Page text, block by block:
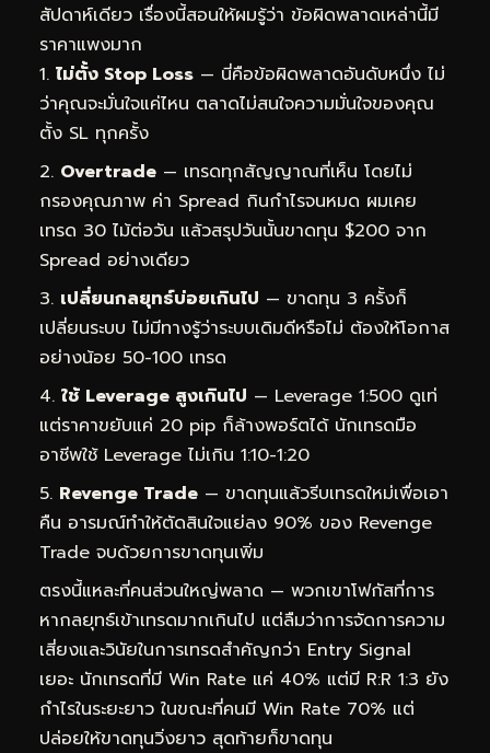
สัปดาห์เดียว เรื่องนี้สอนให้ผมรู้ว่า ข้อผิดพลาดเหล่านี้มี
ราคาแพงมาก
ไม่ตั้ง Stop Loss — นี่คือข้อผิดพลาดอันดับหนึ่ง ไม่
ว่าคุณจะมั่นใจแค่ไหน ตลาดไม่สนใจความมั่นใจของคุณ
ตั้ง SL ทุกครั้ง
Overtrade — เทรดทุกสัญญาณที่เห็น โดยไม่
กรองคุณภาพ ค่า Spread กินกำไรจนหมด ผมเคย
เทรด 30 ไม้ต่อวัน แล้วสรุปวันนั้นขาดทุน $200 จาก
Spread อย่างเดียว
เปลี่ยนกลยุทธ์บ่อยเกินไป — ขาดทุน 3 ครั้งก็
เปลี่ยนระบบ ไม่มีทางรู้ว่าระบบเดิมดีหรือไม่ ต้องให้โอกาส
อย่างน้อย 50-100 เทรด
ใช้ Leverage สูงเกินไป — Leverage 1:500 ดูเท่
แต่ราคาขยับแค่ 20 pip ก็ล้างพอร์ตได้ นักเทรดมือ
อาชีพใช้ Leverage ไม่เกิน 1:10-1:20
Revenge Trade — ขาดทุนแล้วรีบเทรดใหม่เพื่อเอา
คืน อารมณ์ทำให้ตัดสินใจแย่ลง 90% ของ Revenge
Trade จบด้วยการขาดทุนเพิ่ม
ตรงนี้แหละที่คนส่วนใหญ่พลาด — พวกเขาโฟกัสที่การ
หากลยุทธ์เข้าเทรดมากเกินไป แต่ลืมว่าการจัดการความ
เสี่ยงและวินัยในการเทรดสำคัญกว่า Entry Signal
เยอะ นักเทรดที่มี Win Rate แค่ 40% แต่มี R:R 1:3 ยัง
กำไรในระยะยาว ในขณะที่คนมี Win Rate 70% แต่
ปล่อยให้ขาดทุนวิ่งยาว สุดท้ายก็ขาดทุน